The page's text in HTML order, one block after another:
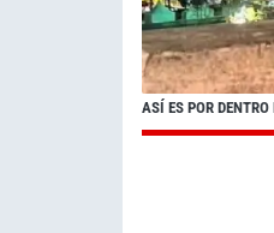
ASÍ ES POR